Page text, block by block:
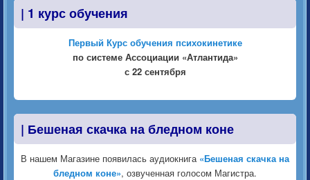
| 1 курс обучения
Первый Курс обучения психокинетике
по системе Ассоциации «Атлантида»
с 22 сентября
| Бешеная скачка на бледном коне
В нашем Магазине появилась аудиокнига «Бешеная скачка на
бледном коне», озвученная голосом Магистра.